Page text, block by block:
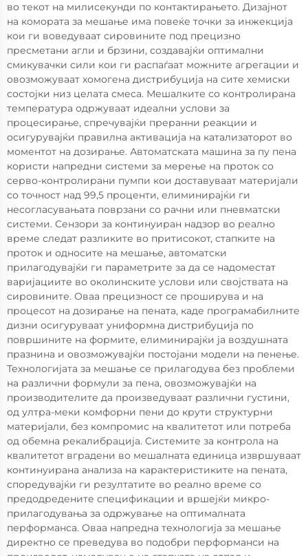
во текот на милисекунди по контактирањето. Дизајнот
на комората за мешање има повеќе точки за инжекција
кои ги воведуваат сировините под прецизно
пресметани агли и брзини, создавајќи оптимални
смикувачки сили кои ги распаѓаат можните агрегации и
овозможуваат хомогена дистрибуција на сите хемиски
состојки низ целата смеса. Мешалките со контролирана
температура одржуваат идеални услови за
процесирање, спречувајќи преранни реакции и
осигурувајќи правилна активација на катализаторот во
моментот на дозирање. Автоматската машина за пу пена
користи напредни системи за мерење на проток со
серво-контролирани пумпи кои доставуваат материјали
со точност над 99,5 проценти, елиминирајќи ги
несогласувањата поврзани со рачни или пневматски
системи. Сензори за континуиран надзор во реално
време следат разликите во притисокот, стапките на
проток и односите на мешање, автоматски
прилагодувајќи ги параметрите за да се надоместат
варијациите во околинските услови или својствата на
сировините. Оваа прецизност се проширува и на
процесот на дозирање на пената, каде програмабилните
дизни осигуруваат униформна дистрибуција по
површините на формите, елиминирајќи ја воздушната
празнина и овозможувајќи постојани модели на пенење.
Технологијата за мешање се прилагодува без проблеми
на различни формули за пена, овозможувајќи на
производителите да произведуваат различни густини,
од ултра-меки комфорни пени до крути структурни
материјали, без компромис на квалитетот или потреба
од обемна рекалибрација. Системите за контрола на
квалитетот вградени во мешалната единица извршуваат
континуирана анализа на карактеристиките на пената,
споредувајќи ги резултатите во реално време со
предодредените спецификации и вршејќи микро-
прилагодувања за одржување на оптималната
перформанса. Оваа напредна технологија за мешање
директно се преведува во подобри перформанси на